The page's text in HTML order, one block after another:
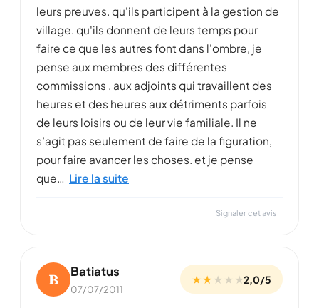
leurs preuves. qu'ils participent à la gestion de
village. qu'ils donnent de leurs temps pour
faire ce que les autres font dans l'ombre, je
pense aux membres des différentes
commissions , aux adjoints qui travaillent des
heures et des heures aux détriments parfois
de leurs loisirs ou de leur vie familiale. Il ne
s’agit pas seulement de faire de la figuration,
pour faire avancer les choses. et je pense
que… Lire la suite
Signaler cet avis
B Batiatus
07/07/2011
★ ★★ ★ ★2,0/5